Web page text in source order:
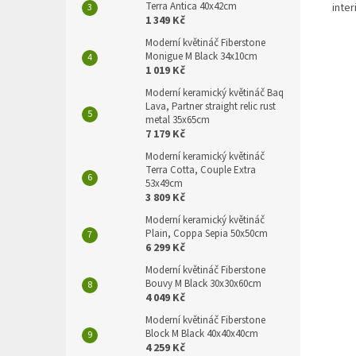
Terra Antica 40x42cm
1 349 Kč
Moderní květináč Fiberstone
Monigue M Black 34x10cm
1 019 Kč
Moderní keramický květináč Baq
Lava, Partner straight relic rust
metal 35x65cm
7 179 Kč
Moderní keramický květináč
Terra Cotta, Couple Extra
53x49cm
3 809 Kč
Moderní keramický květináč
Plain, Coppa Sepia 50x50cm
6 299 Kč
Moderní květináč Fiberstone
Bouvy M Black 30x30x60cm
4 049 Kč
Moderní květináč Fiberstone
Block M Black 40x40x40cm
4 259 Kč